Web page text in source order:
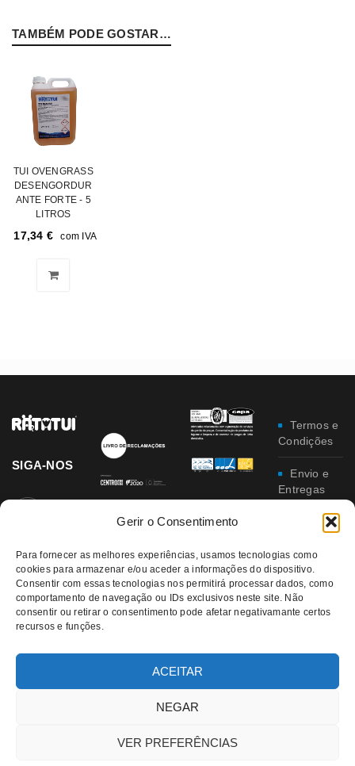
Gerir o Consentimento
Para fornecer as melhores experiências, usamos tecnologias como
cookies para armazenar e/ou aceder a informações do dispositivo.
Consentir com essas tecnologias nos permitirá processar dados, como
comportamento de navegação ou IDs exclusivos neste site. Não
consentir ou retirar o consentimento pode afetar negativamante certos
recursos e funções.
ACEITAR
NEGAR
VER PREFERÊNCIAS
TAMBÉM PODE GOSTAR…
TUI OVENGRASS
DESENGORDUR
ANTE FORTE - 5
LITROS
17,34 € com IVA
SIGA-NOS
Termos e
Condições
Envio e
Entregas
Trocas e
Política
de
Privacidade
da